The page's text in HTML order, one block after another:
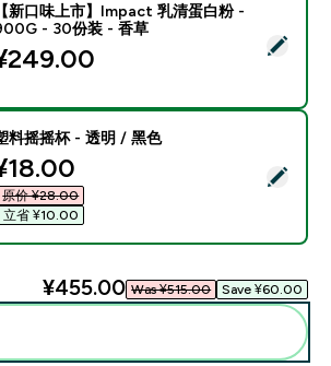
- 【新口味上市】Impact 乳清蛋
【新口味上市】Impact 乳清蛋白粉 -
- 30份装 - 香草
- 塑料摇摇杯 - 透明 / 黑色
料摇摇杯 - 透明 / 黑色
price
原价 ¥28.00‎
立省 ¥10.00‎
¥455.00‎ Was ¥515.00‎ Save ¥60.00‎